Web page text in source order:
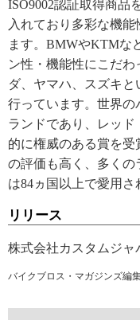
ISO9002認証取得商品
入れており多彩な機
ます。BMWやKTMな
ン性・機能性にこだ
ダ、ヤマハ、スズキ
行っています。世界
ランドであり、レッ
的に権威のある賞を
の評価も高く、多く
は84ヵ国以上で愛用さ
リリース
株式会社カスタムジャ
バイクブロス・マガジンズ編